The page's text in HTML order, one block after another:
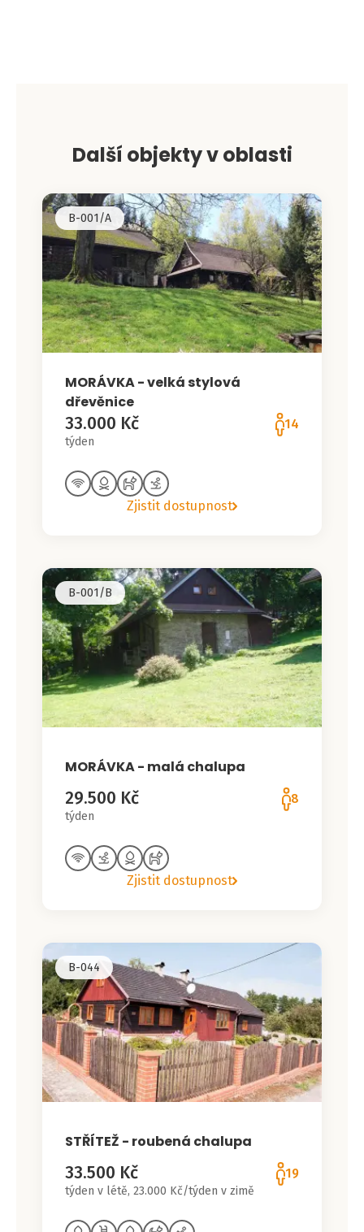
Další objekty v oblasti
B-001/A
MORÁVKA - velká stylová
dřevěnice
33.000 Kč
týden
14
Zjistit dostupnost
B-001/B
MORÁVKA - malá chalupa
29.500 Kč
týden
8
Zjistit dostupnost
B-044
STŘÍTEŽ - roubená chalupa
33.500 Kč
týden v létě, 23.000 Kč/týden v zimě
19